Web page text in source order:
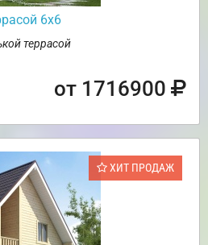
6х6
террасой
от 1716900
ХИТ ПРОДАЖ